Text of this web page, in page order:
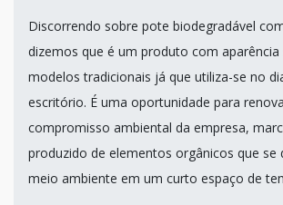
Discorrendo sobre pote biodegradável
dizemos que é um produto com aparência
modelos tradicionais já que utiliza-se no
escritório. É uma oportunidade para
compromisso ambiental da empresa,
produzido de elementos orgânicos que se
meio ambiente em um curto espaço de